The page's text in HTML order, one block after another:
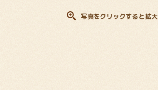
写真をクリックすると拡大